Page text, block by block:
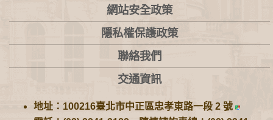
網站安全政策
隱私權保護政策
聯絡我們
交通資訊
地址：100216臺北市中正區忠孝東路一段 2 號